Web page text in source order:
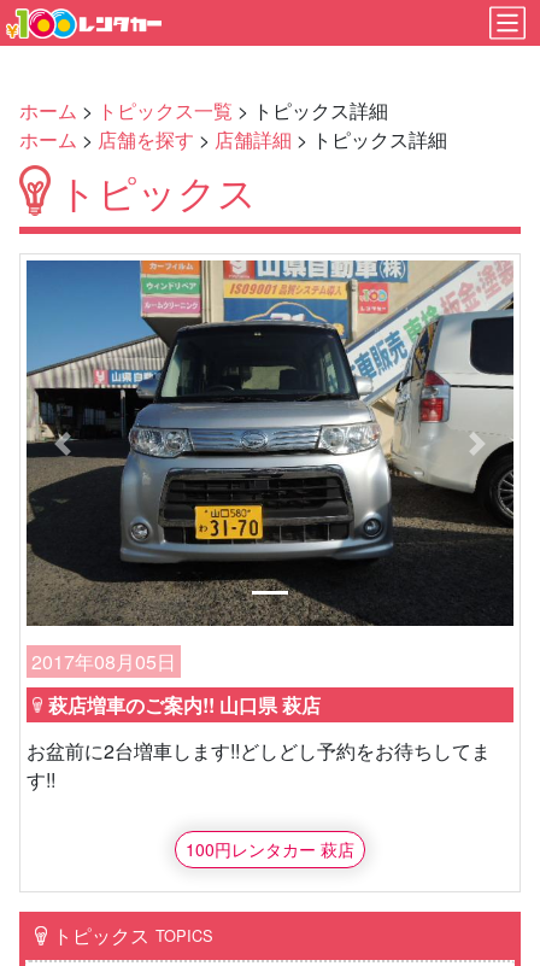
ホーム > トピックス一覧 > トピックス詳細
ホーム > 店舗を探す > 店舗詳細 > トピックス詳細
トピックス
Previous Next
2017年08月05日
萩店増車のご案内!! 山口県 萩店
お盆前に2台増車します!!どしどし予約をお待ちしてま
す!!
100円レンタカー 萩店
トピックス TOPICS